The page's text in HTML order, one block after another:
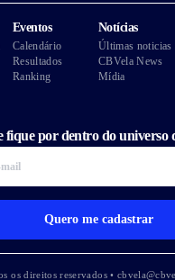
Eventos
Calendário
Resultados
Ranking
Notícias
Últimas noticias
CBVela News
Mídia
fique por dentro do universo
Quero me cadastrar
os direitos reservados •